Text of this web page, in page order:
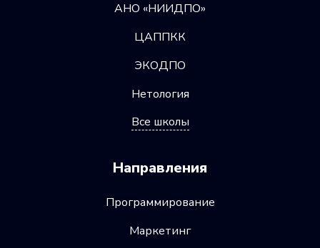
АНО «НИИДПО»
ЦАППКК
ЭКОДПО
Нетология
Все школы
Направления
Программирование
Маркетинг